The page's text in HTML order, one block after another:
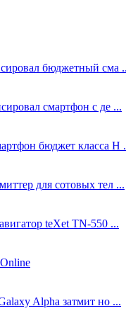
бюджетный сма
смартфон с де ...
бюджет класса H
для сотовых тел ...
teXet TN-550 ...
Alpha затмит но ...